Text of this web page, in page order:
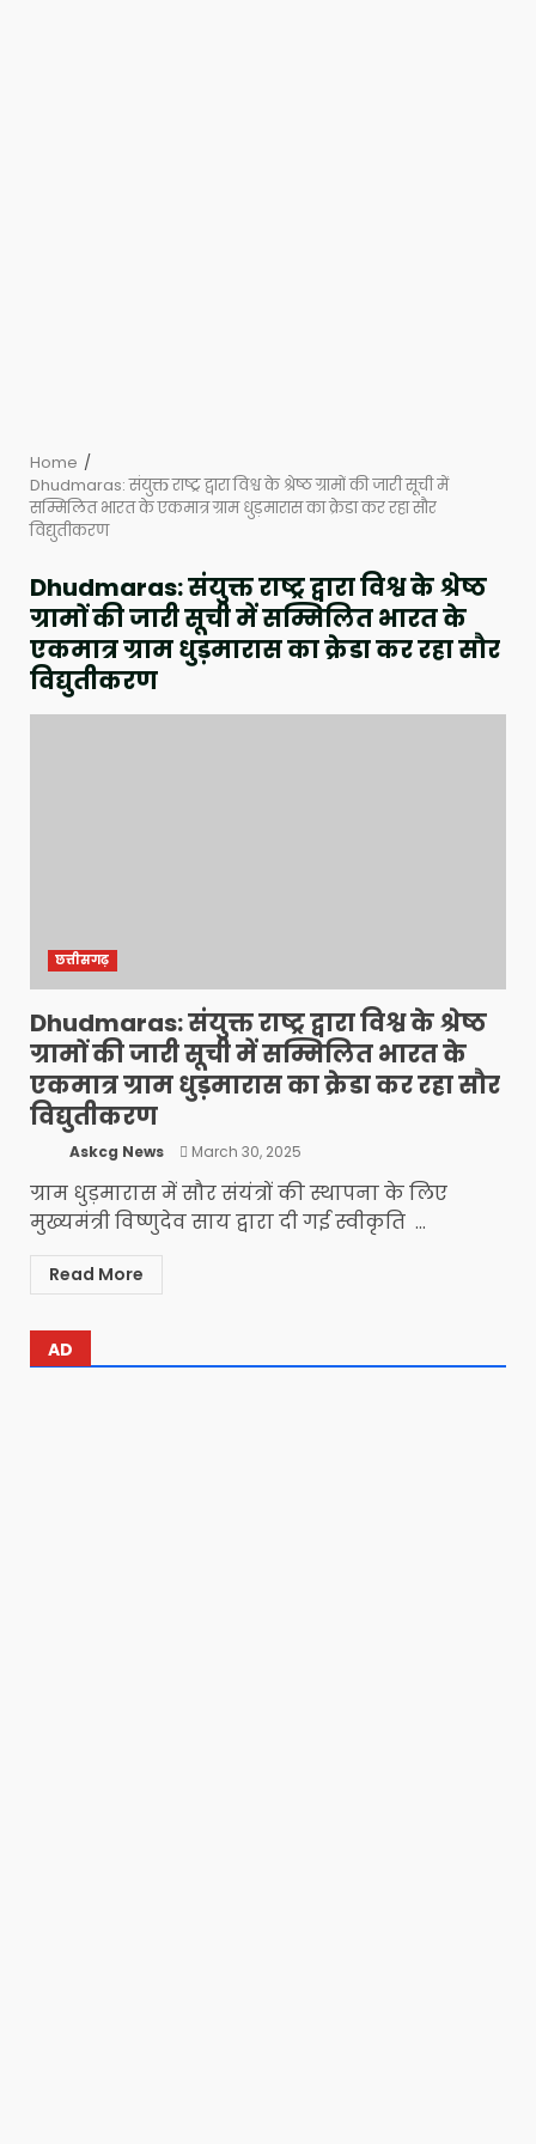
Home
Dhudmaras: संयुक्त राष्ट्र द्वारा विश्व के श्रेष्ठ ग्रामों की जारी सूची में
सम्मिलित भारत के एकमात्र ग्राम धुड़मारास का क्रेडा कर रहा सौर
विद्युतीकरण
Dhudmaras: संयुक्त राष्ट्र द्वारा विश्व के श्रेष्ठ
ग्रामों की जारी सूची में सम्मिलित भारत के
एकमात्र ग्राम धुड़मारास का क्रेडा कर रहा सौर
विद्युतीकरण
छत्तीसगढ़
Dhudmaras: संयुक्त राष्ट्र द्वारा विश्व के श्रेष्ठ
ग्रामों की जारी सूची में सम्मिलित भारत के
एकमात्र ग्राम धुड़मारास का क्रेडा कर रहा सौर
विद्युतीकरण
Askcg News March 30, 2025
ग्राम धुड़मारास में सौर संयंत्रों की स्थापना के लिए
मुख्यमंत्री विष्णुदेव साय द्वारा दी गई स्वीकृति ...
Read More
AD